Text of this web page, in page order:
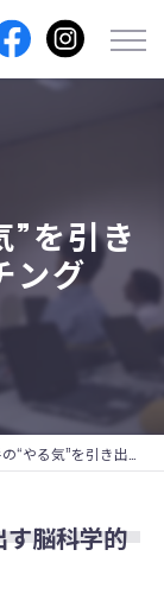
”を引き
ング
”を引き出す脳科学的コーチング
す脳科学的